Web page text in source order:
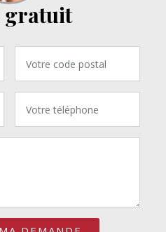
gratuit